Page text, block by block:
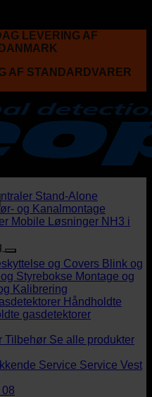
LEVERING AF
AF STANDARDVARER
Stand-Alone
og Kanalmontage
Mobile Løsninger NH3 i
og Covers Blink og
Styrebokse Montage og
Kalibrering
Håndholdte
gasdetektorer
Tilbehør Se alle produkter
Service Service Vest